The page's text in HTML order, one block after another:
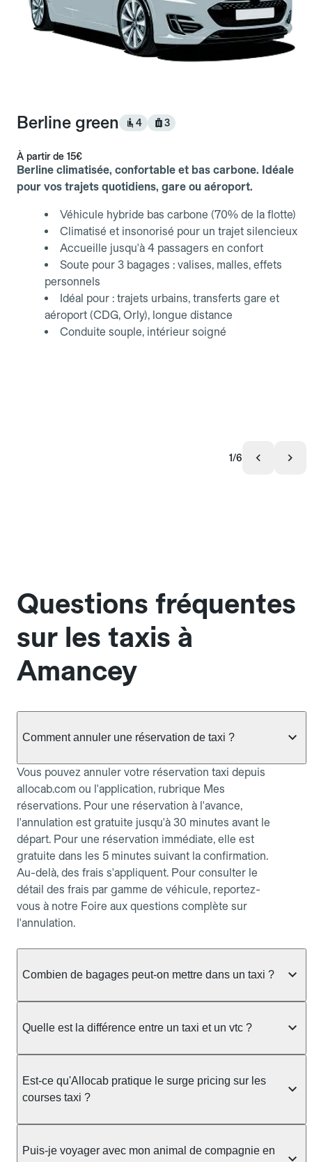
Berline green 4 3
À partir de 15€
Berline climatisée, confortable et bas carbone. Idéale
pour vos trajets quotidiens, gare ou aéroport.
Véhicule hybride bas carbone (70% de la flotte)
Climatisé et insonorisé pour un trajet silencieux
Accueille jusqu'à 4 passagers en confort
Soute pour 3 bagages : valises, malles, effets
personnels
Idéal pour : trajets urbains, transferts gare et
aéroport (CDG, Orly), longue distance
Conduite souple, intérieur soigné
1/6
Questions fréquentes
sur les taxis à
Amancey
Comment annuler une réservation de taxi ?
Vous pouvez annuler votre réservation taxi depuis
allocab.com ou l'application, rubrique Mes
réservations. Pour une réservation à l'avance,
l'annulation est gratuite jusqu'à 30 minutes avant le
départ. Pour une réservation immédiate, elle est
gratuite dans les 5 minutes suivant la confirmation.
Au-delà, des frais s'appliquent. Pour consulter le
détail des frais par gamme de véhicule, reportez-
vous à notre Foire aux questions complète sur
l'annulation.
Combien de bagages peut-on mettre dans un taxi ?
taxi berline accueille en général jusqu'à 3 bagages
ou nombreux, précisez-le dans le champ "Message
au chauffeur" lors de la réservation. Le prix n'est
pas impacté par le nombre de bagages.
Quelle est la différence entre un taxi et un vtc ?
prendre en charge directement dans la rue, à une
station ou sur réservation, avec un tarif au
réservation et propose un prix fixe annoncé à
l'avance. Chez Allocab, réservez facilement votre
Est-ce qu'Allocab pratique le surge pricing sur les
courses taxi ?
réglementation préfectorale et suit un barème
Puis-je voyager avec mon animal de compagnie en